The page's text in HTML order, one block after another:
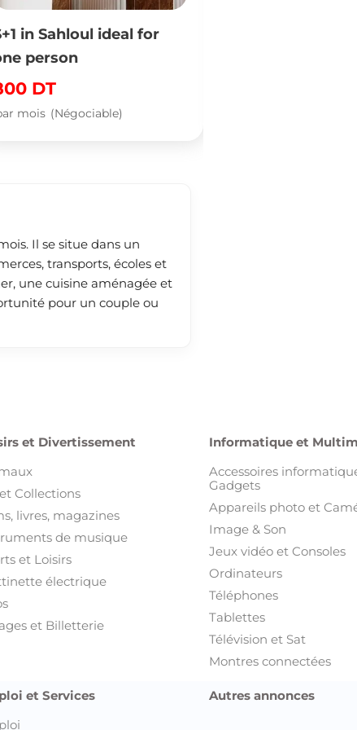
Appartement S+2 à louer
à Dar Fadhal – Résidence
1,300
Il se situe dans un
transports, écoles et
une cuisine aménagée et
pour un couple ou
et Divertissement
Collections
livres, magazines
de musique
et Loisirs
électrique
et Billetterie
Informatique et
Accessoires
Gadgets
Appareils photo et
Image & Son
Jeux vidéo et Consoles
Ordinateurs
Téléphones
Tablettes
Télévision et Sat
Montres connectées
et Services
Autres annonces